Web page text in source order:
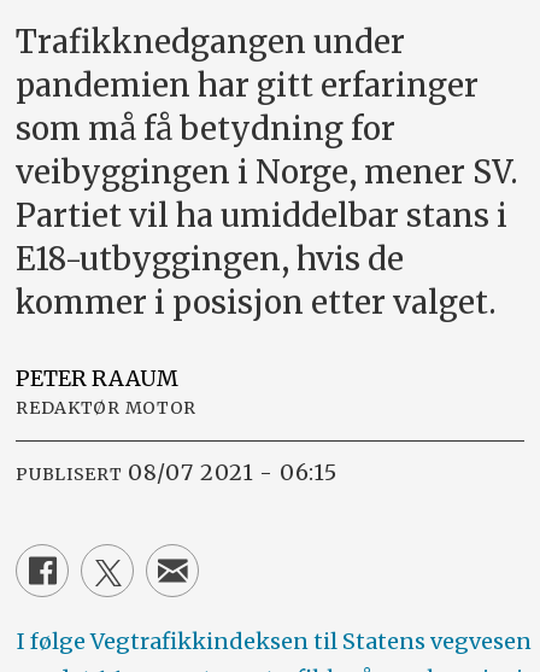
Trafikknedgangen under
pandemien har gitt erfaringer
som må få betydning for
veibyggingen i Norge, mener SV.
Partiet vil ha umiddelbar stans i
E18-utbyggingen, hvis de
kommer i posisjon etter valget.
PETERRAAUM
REDAKTØR MOTOR
PUBLISERT 08/07 2021 - 06:15
I følge Vegtrafikkindeksen til Statens vegvesen